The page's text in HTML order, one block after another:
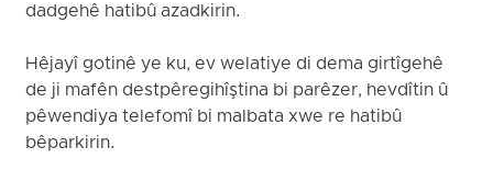
dadgehê hatibû azadkirin.
Hêjayî gotinê ye ku, ev welatiye di dema girtîgehê
de ji mafên destpêregihîştina bi parêzer, hevdîtin û
pêwendiya telefomî bi malbata xwe re hatibû
bêparkirin.